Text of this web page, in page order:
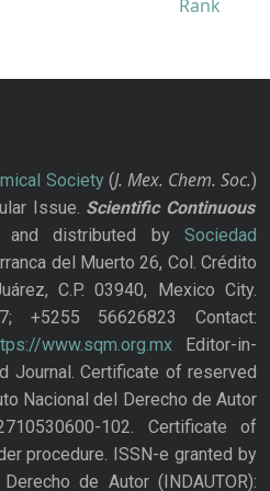
Society(J. Mex. Chem. Soc.)
Issue. Scientific Continuous
and distributed bySociedad
del Muerto 26, Col. Crédito
C.P. 03940, Mexico City.
+5255 56626823 Contact:
www.sqm.org.mxEditor-in-
Journal. Certificate of reserved
Nacional del Derecho de Autor
102. Certificate of
procedure. ISSN-e granted by
de Autor (INDAUTOR):